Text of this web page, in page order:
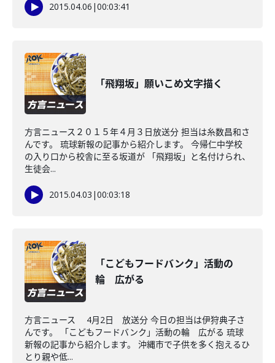
2015.04.06 |00:03:41
「飛翔坂」願いこめ文字描く
方言ニュース２０１５年４月３日放送分 担当は糸数昌和さ
んです。 琉球新報の記事から紹介します。 今帰仁中学校
の入り口から校舎に至る坂道が 「飛翔坂」と名付けられ、
生徒会...
2015.04.03 |00:03:18
「こどもフードバンク」活動の
輪 広がる
方言ニュース 4月2日 放送分 今日の担当は伊狩典子さ
んです。 「こどもフードバンク」活動の輪 広がる 琉球
新報の記事から紹介します。 沖縄市で子供を多く抱えるひ
とり親や低...